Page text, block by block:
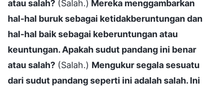
atau salah? (Salah.) Mereka menggambarkan
hal-hal buruk sebagai ketidakberuntungan dan
hal-hal baik sebagai keberuntungan atau
keuntungan. Apakah sudut pandang ini benar
atau salah? (Salah.) Mengukur segala sesuatu
dari sudut pandang seperti ini adalah salah. Ini